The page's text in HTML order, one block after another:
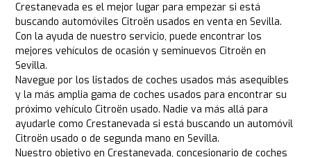
Crestanevada es el mejor lugar para empezar si está
buscando automóviles Citroën usados en venta en Sevilla.
Con la ayuda de nuestro servicio, puede encontrar los
mejores vehículos de ocasión y seminuevos Citroën en
Sevilla.
Navegue por los listados de coches usados más asequibles
y la más amplia gama de coches usados para encontrar su
próximo vehículo Citroën usado. Nadie va más allá para
ayudarle como Crestanevada si está buscando un automóvil
Citroën usado o de segunda mano en Sevilla.
Nuestro objetivo en Crestanevada, concesionario de coches